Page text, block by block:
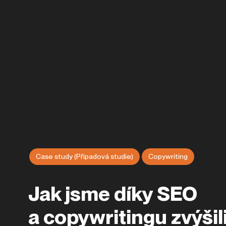
Jak jsme díky SEO
a copywritingu
Case study (Případová studie) Copywriting